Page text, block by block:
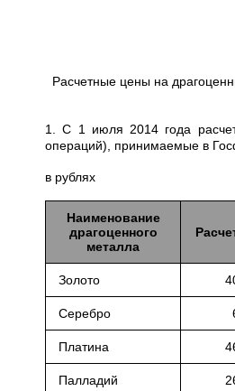
Расчетные цены на
1. С 1 июля 2014 года
операций), принимаемые в
в рублях
Наименование
драгоценного
металла
Золото
Серебро
Платина
Палладий